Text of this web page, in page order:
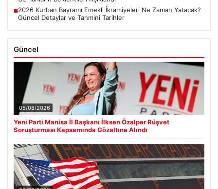
■2026 Kurban Bayramı Emekli İkramiyeleri Ne Zaman Yatacak?
Güncel Detaylar ve Tahmini Tarihler
Güncel
05/08/2026
Yeni Parti Manisa İl Başkanı İlksen Özalper Rüşvet
Soruşturması Kapsamında Gözaltına Alındı